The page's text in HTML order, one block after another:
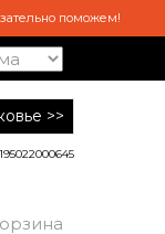
поможем!
>>